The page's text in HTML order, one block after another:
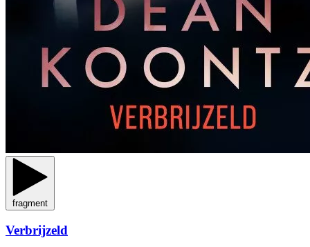
fragment
Verbrijzeld